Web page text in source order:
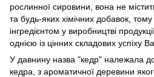
рослинної сировини, вона не
та будь-яких хімічних добавок,
інгредієнтом у виробництві
однією із цінних складових успіху
У давнину назва "кедр" належала
кедра, з ароматичної деревини